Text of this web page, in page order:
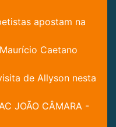
apostam na
Caetano
de Allyson nesta
JOÃO CÂMARA -